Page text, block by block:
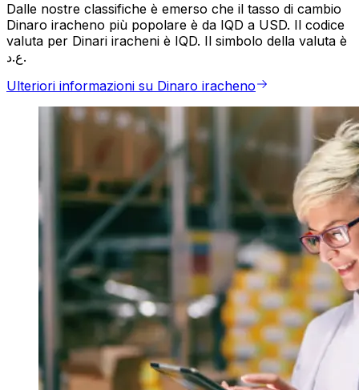
Dalle nostre classifiche è emerso che il tasso di cambio
Dinaro iracheno più popolare è da IQD a USD. Il codice
valuta per Dinari iracheni è IQD. Il simbolo della valuta è
ع.د.
Ulteriori informazioni su Dinaro iracheno